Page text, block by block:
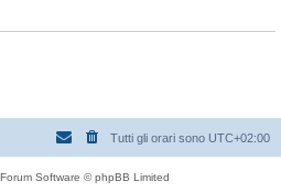
Tutti gli orari sono UTC+02:00
Software © phpBB Limited